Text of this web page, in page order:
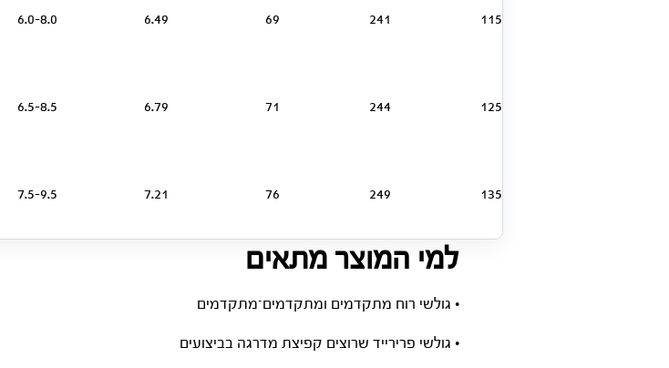
115
241
69
6.49
6.0-8.0
125
244
71
6.79
6.5-8.5
135
249
76
7.21
7.5-9.5
למי המוצר מתאים
• גולשי רוח מתקדמים ומתקדמים־מתקדמים
• גולשי פרירייד שרוצים קפיצת מדרגה בביצועים